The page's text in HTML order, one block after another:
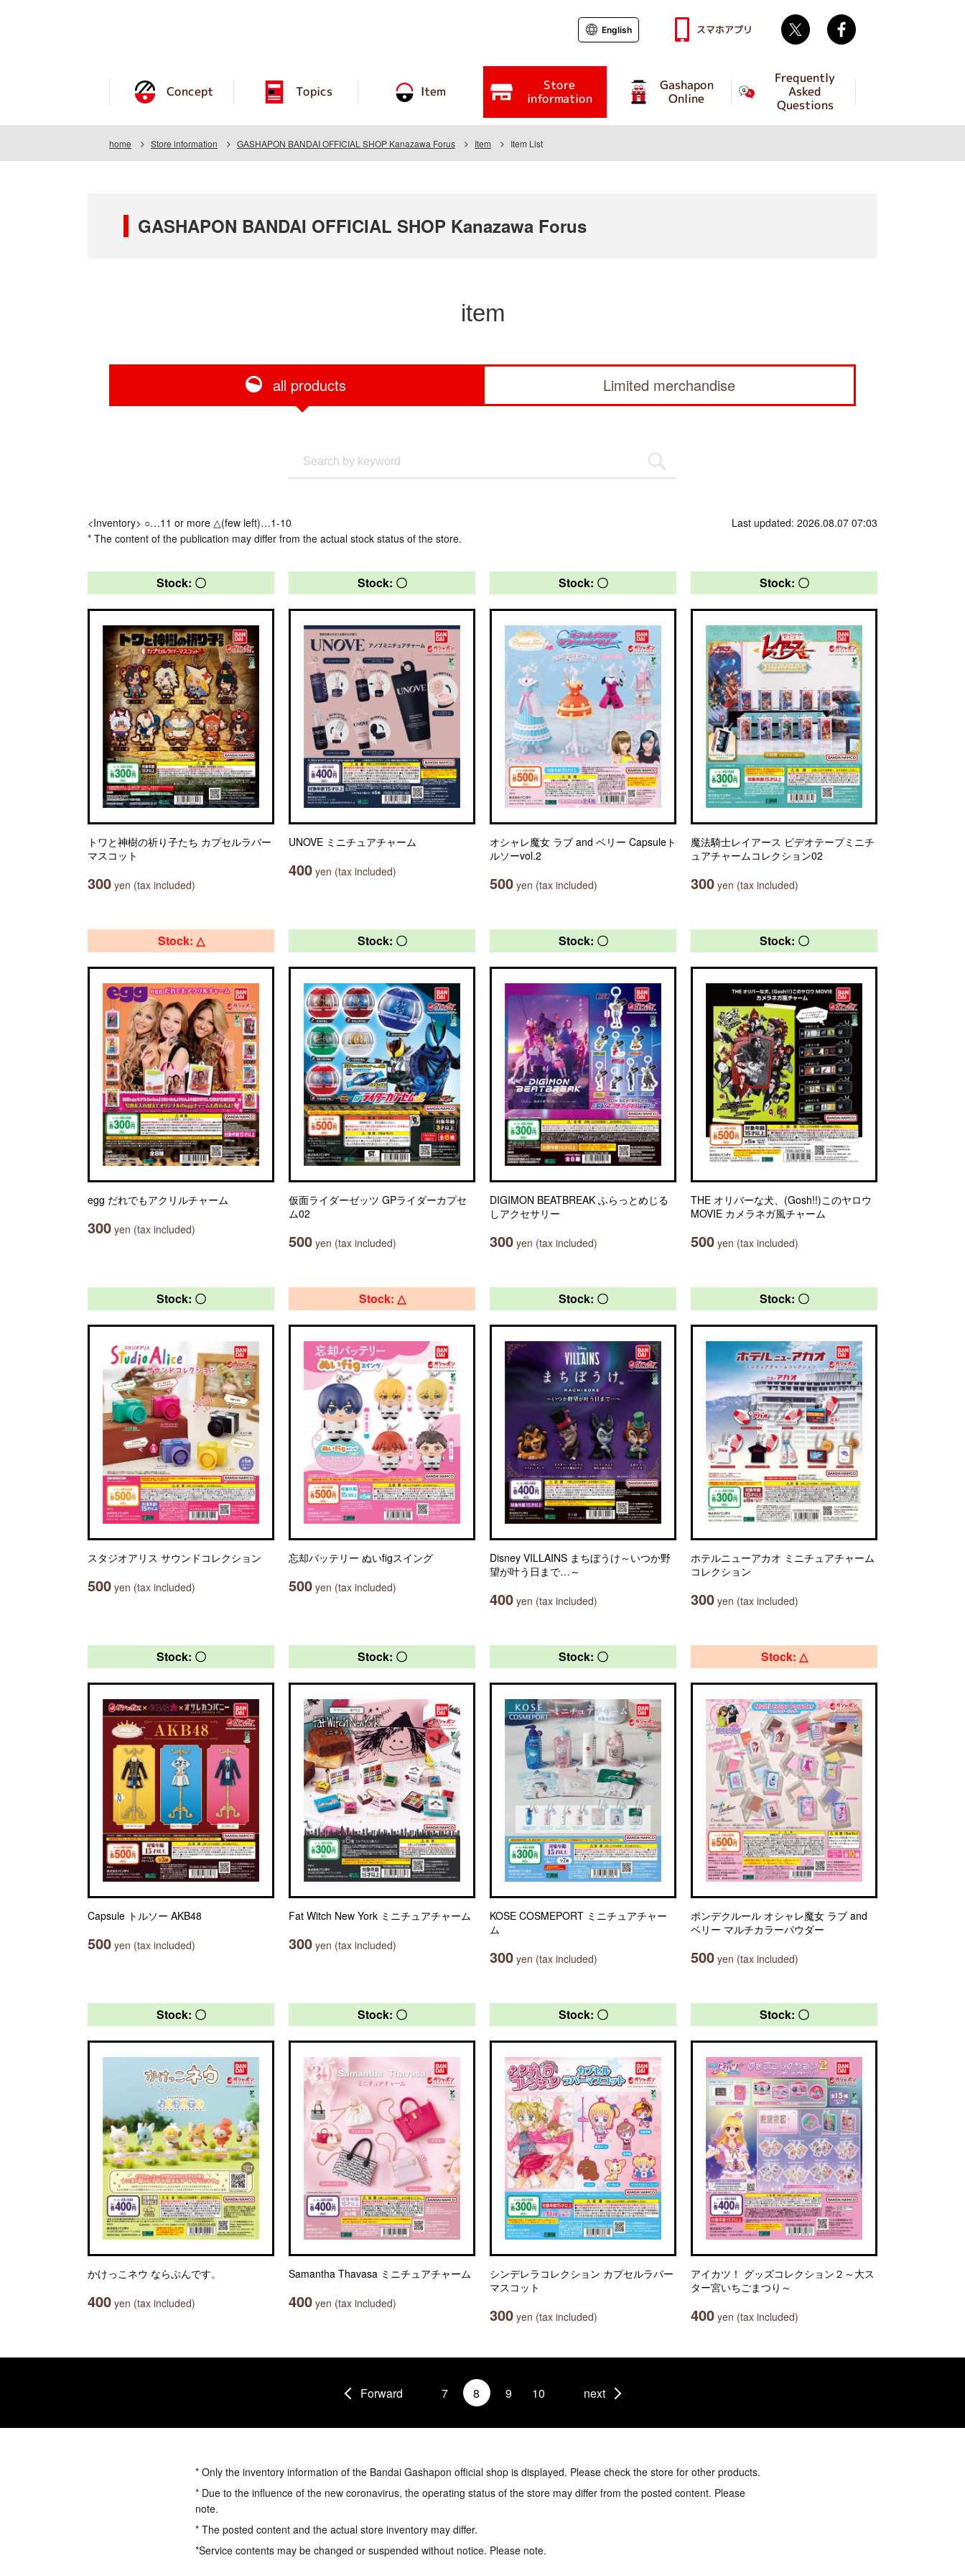
Concept Topics Item Store
information
Gashapon
Online
Frequently
Asked
Questions
English スマホアプリ Twitter
home Store information GASHAPON BANDAI OFFICIAL SHOP Kanazawa Forus Item Item List
GASHAPON BANDAI OFFICIAL SHOP Kanazawa Forus
item
all products Limited merchandise
<Inventory> ○…11 or more △(few left)…1-10
* The content of the publication may differ from the actual stock status of the store.
Last updated: 2026.08.07 07:03
Stock: 〇
トワと神樹の祈り子たち カプセルラバー
マスコット
300 yen (tax included)
Stock: 〇
UNOVE ミニチュアチャーム
400 yen (tax included)
Stock: 〇
オシャレ魔女 ラブ and ベリー Capsuleト
ルソーvol.2
500 yen (tax included)
Stock: 〇
魔法騎士レイアース ビデオテープミニチ
ュアチャームコレクション02
300 yen (tax included)
Stock: △
egg だれでもアクリルチャーム
300 yen (tax included)
Stock: 〇
仮面ライダーゼッツ GPライダーカプセ
ム02
500 yen (tax included)
Stock: 〇
DIGIMON BEATBREAK ふらっとめじる
しアクセサリー
300 yen (tax included)
Stock: 〇
THE オリバーな犬、(Gosh!!)このヤロウ
MOVIE カメラネガ風チャーム
500 yen (tax included)
Stock: 〇
スタジオアリス サウンドコレクション
500 yen (tax included)
Stock: △
忘却バッテリー ぬいfigスイング
500 yen (tax included)
Stock: 〇
Disney VILLAINS まちぼうけ～いつか野
望が叶う日まで…～
400 yen (tax included)
Stock: 〇
ホテルニューアカオ ミニチュアチャーム
コレクション
300 yen (tax included)
Stock: 〇
Capsule トルソー AKB48
500 yen (tax included)
Stock: 〇
Fat Witch New York ミニチュアチャーム
300 yen (tax included)
Stock: 〇
KOSE COSMEPORT ミニチュアチャー
ム
300 yen (tax included)
Stock: △
ポンデクルール オシャレ魔女 ラブ and
ベリー マルチカラーパウダー
500 yen (tax included)
Stock: 〇
かけっこネウ ならぶんです。
400 yen (tax included)
Stock: 〇
Samantha Thavasa ミニチュアチャーム
400 yen (tax included)
Stock: 〇
シンデレラコレクション カプセルラバー
マスコット
300 yen (tax included)
Stock: 〇
アイカツ！ グッズコレクション２～大ス
ター宮いちごまつり～
400 yen (tax included)
Forward 7 8 9 10 next
* Only the inventory information of the Bandai Gashapon official shop is displayed. Please check the store for other products.
* Due to the influence of the new coronavirus, the operating status of the store may differ from the posted content. Please
note.
* The posted content and the actual store inventory may differ.
*Service contents may be changed or suspended without notice. Please note.